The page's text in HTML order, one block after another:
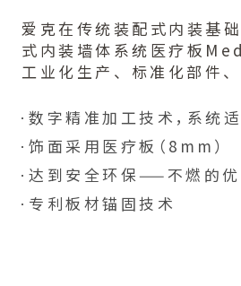
爱克在传统装配式内装基
式内装墙体系统医疗板
工业化生产、 标准化部件
数字精准加工技术，系统
饰面采用医疗板（8mm）
达到安全环保——不燃的
专利板材锚固技术